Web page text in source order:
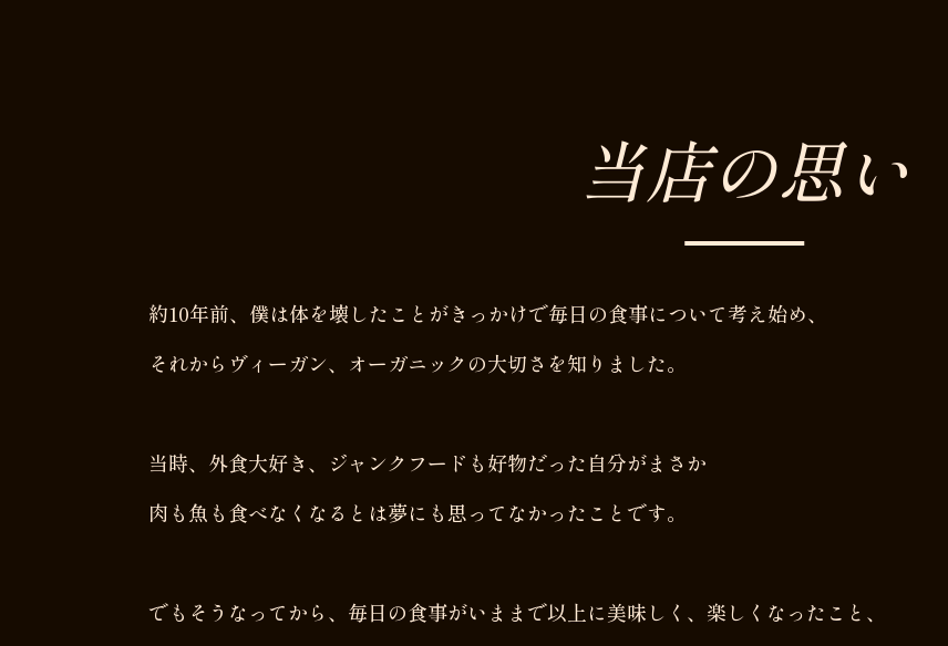
当店の思い
約10年前、僕は体を壊したことがきっかけで毎日の食事について考え始め、
それからヴィーガン、オーガニックの大切さを知りました。
当時、外食大好き、ジャンクフードも好物だった自分がまさか
肉も魚も食べなくなるとは夢にも思ってなかったことです。
でもそうなってから、毎日の食事がいままで以上に美味しく、楽しくなったこと、